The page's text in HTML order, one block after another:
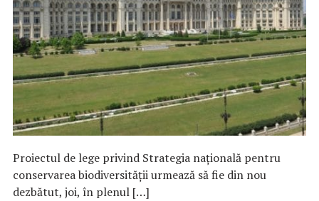
Proiectul de lege privind Strategia națională pentru
conservarea biodiversității urmează să fie din nou
dezbătut, joi, în plenul […]